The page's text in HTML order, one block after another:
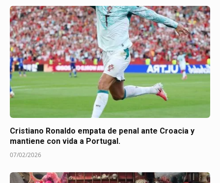
Cristiano Ronaldo empata de penal ante Croacia y
mantiene con vida a Portugal.
07/02/2026